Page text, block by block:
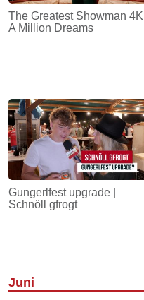
The Greatest Showman 4K |
A Million Dreams
Gungerlfest upgrade |
Schnöll gfrogt
Juni